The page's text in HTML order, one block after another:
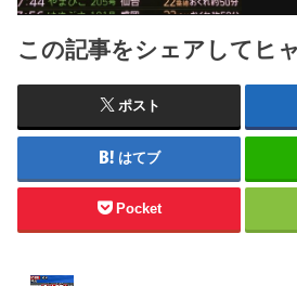
この記事をシェアしてヒ
ポスト
はてブ
Pocket